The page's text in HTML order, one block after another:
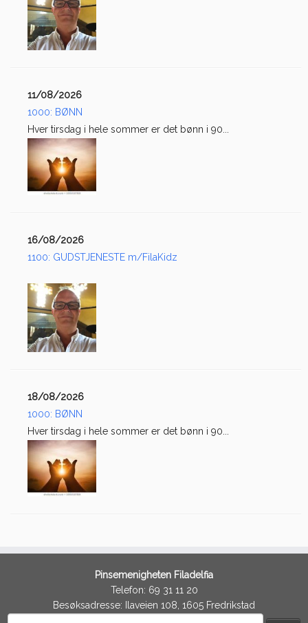
11/08/2026
1000: BØNN
Hver tirsdag i hele sommer er det bønn i 90...
16/08/2026
1100: GUDSTJENESTE m/FilaKidz
18/08/2026
1000: BØNN
Hver tirsdag i hele sommer er det bønn i 90...
Pinsemenigheten Filadelfia
Telefon: 69 31 11 20
Besøksadresse: Ilaveien 108, 1605 Fredrikstad